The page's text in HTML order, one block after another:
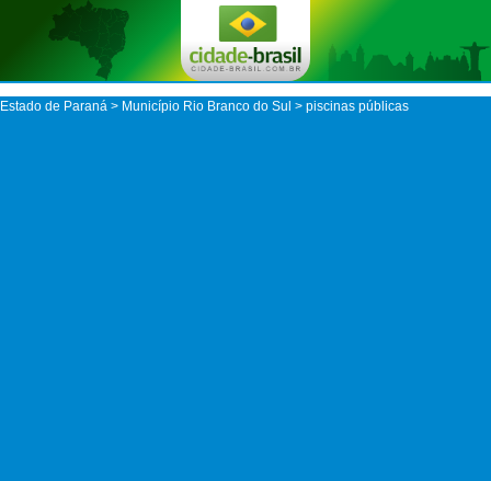
Estado de Paraná > Município Rio Branco do Sul > piscinas públicas